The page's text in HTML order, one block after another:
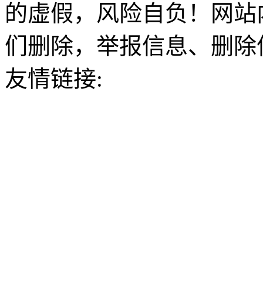
的虚假，风险自负！网
们删除，举报信息、删
友情链接: